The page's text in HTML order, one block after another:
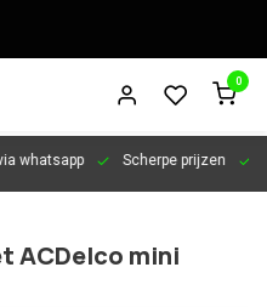
0
Scherpe prijzen
ACDelco mini